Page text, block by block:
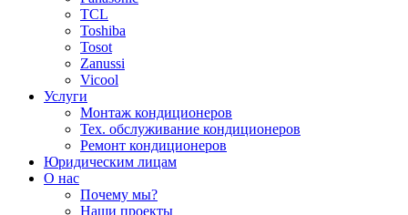
TCL
Toshiba
Tosot
Zanussi
Vicool
Услуги
Монтаж кондиционеров
Тех. обслуживание кондиционеров
Ремонт кондиционеров
Юридическим лицам
О нас
Почему мы?
Наши проекты